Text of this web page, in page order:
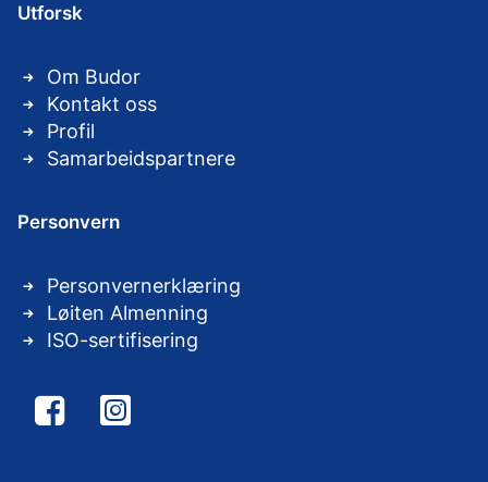
Utforsk
Om Budor
Kontakt oss
Profil
Samarbeidspartnere
Personvern
Personvernerklæring
Løiten Almenning
ISO-sertifisering